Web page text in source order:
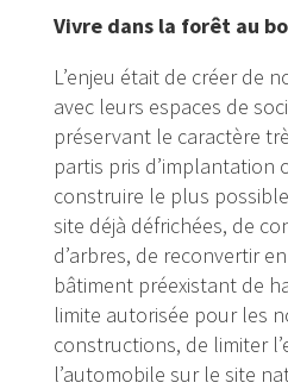
Vivre dans la forêt au
L’enjeu était de créer de
avec leurs espaces de
préservant le caractère
partis pris d’implantation
construire le plus
site déjà défrichées, de
d’arbres, de reconvertir
bâtiment préexistant de
limite autorisée pour les
constructions, de limiter
l’automobile sur le site